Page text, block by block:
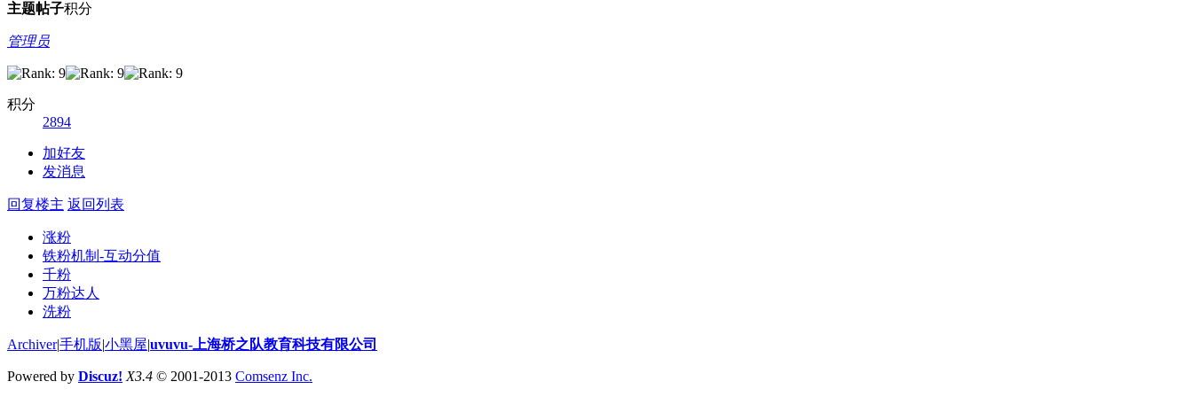
主题帖子积分
管理员
积分
2894
加好友
发消息
回复楼主 返回列表
涨粉
铁粉机制-互动分值
千粉
万粉达人
洗粉
Archiver|手机版|小黑屋|uvuvu-上海桥之队教育科技有限公司
Powered by Discuz! X3.4 © 2001-2013 Comsenz Inc.